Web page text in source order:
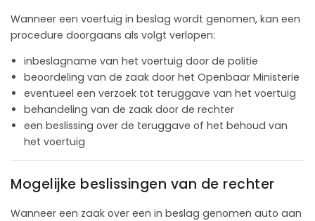
Wanneer een voertuig in beslag wordt genomen, kan een
procedure doorgaans als volgt verlopen:
inbeslagname van het voertuig door de politie
beoordeling van de zaak door het Openbaar Ministerie
eventueel een verzoek tot teruggave van het voertuig
behandeling van de zaak door de rechter
een beslissing over de teruggave of het behoud van
het voertuig
Mogelijke beslissingen van de rechter
Wanneer een zaak over een in beslag genomen auto aan